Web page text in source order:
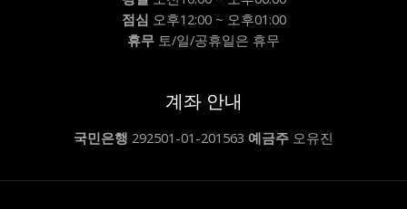
점심 오후12:00 ~ 오후01:00
휴무 토/일/공휴일은 휴무
계좌 안내
국민은행 292501-01-201563 예금주 오유진